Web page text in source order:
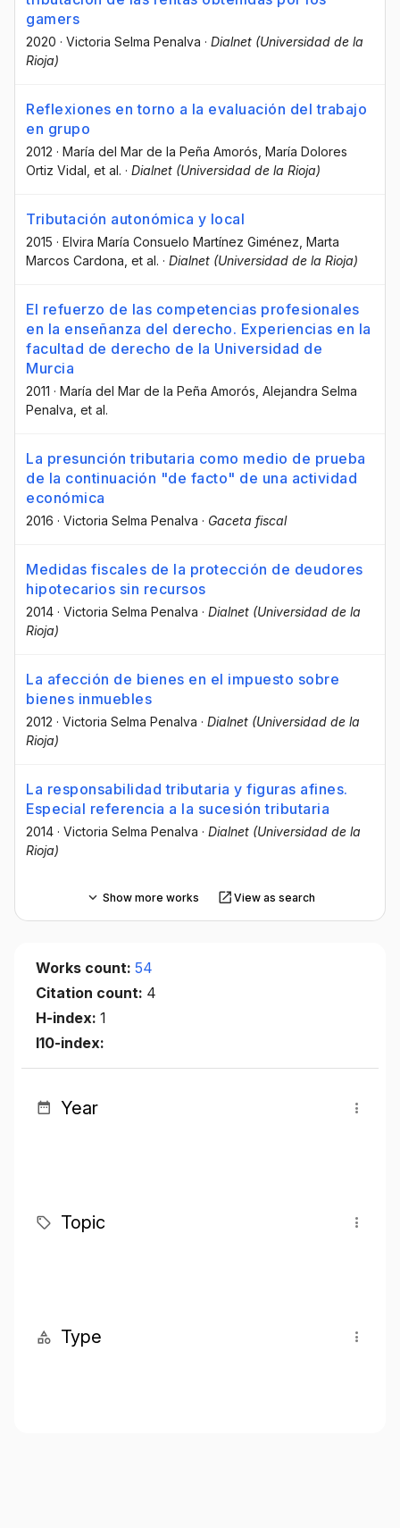
gamers
2020 · Victoria Selma Penalva · Dialnet (Universidad de la
Rioja)
Reflexiones en torno a la evaluación del trabajo
en grupo
2012 · María del Mar de la Peña Amorós , María Dolores
Ortiz Vidal , et al. · Dialnet (Universidad de la Rioja)
Tributación autonómica y local
2015 · Elvira María Consuelo Martínez Giménez , Marta
Marcos Cardona , et al. · Dialnet (Universidad de la Rioja)
El refuerzo de las competencias profesionales
en la enseñanza del derecho. Experiencias en la
facultad de derecho de la Universidad de
Murcia
2011 · María del Mar de la Peña Amorós , Alejandra Selma
Penalva , et al.
La presunción tributaria como medio de prueba
de la continuación "de facto" de una actividad
económica
2016 · Victoria Selma Penalva · Gaceta fiscal
Medidas fiscales de la protección de deudores
hipotecarios sin recursos
2014 · Victoria Selma Penalva · Dialnet (Universidad de la
Rioja)
La afección de bienes en el impuesto sobre
bienes inmuebles
2012 · Victoria Selma Penalva · Dialnet (Universidad de la
Rioja)
La responsabilidad tributaria y figuras afines.
Especial referencia a la sucesión tributaria
2014 · Victoria Selma Penalva · Dialnet (Universidad de la
Rioja)
Show more works View as search
Works count: 54
Citation count: 4
H-index: 1
I10-index:
Year
Topic
Type